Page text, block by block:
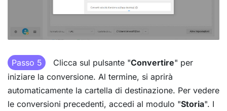
Passo 5 Clicca sul pulsante "Convertire" per
iniziare la conversione. Al termine, si aprirà
automaticamente la cartella di destinazione. Per vedere
le conversioni precedenti, accedi al modulo "Storia". I